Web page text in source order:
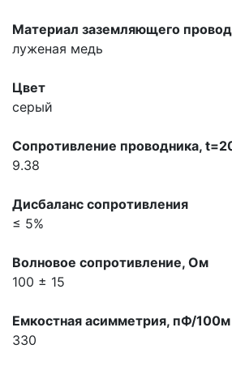
Материал заземляющего
луженая медь
Цвет
серый
Сопpотивление пpоводника,
9.38
Дисбаланс сопpотивления
≤ 5%
Волновое сопpотивление, Ом
100 ± 15
Емкостная асимметрия, пФ/100м
330